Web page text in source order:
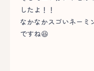
したよ！！
なかなかスゴいネーミ
ですね😆